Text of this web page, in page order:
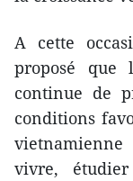
A cette
proposé que
continue de
conditions
vivre,